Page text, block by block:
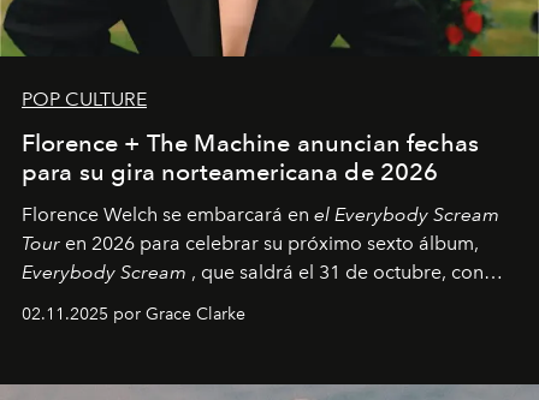
POP CULTURE
Florence + The Machine anuncian fechas
para su gira norteamericana de 2026
Florence Welch se embarcará en el Everybody Scream
Tour en 2026 para celebrar su próximo sexto álbum,
Everybody Scream , que saldrá el 31 de octubre, con
fechas en Norteamérica a partir de abril del próximo
02.11.2025 por Grace Clarke